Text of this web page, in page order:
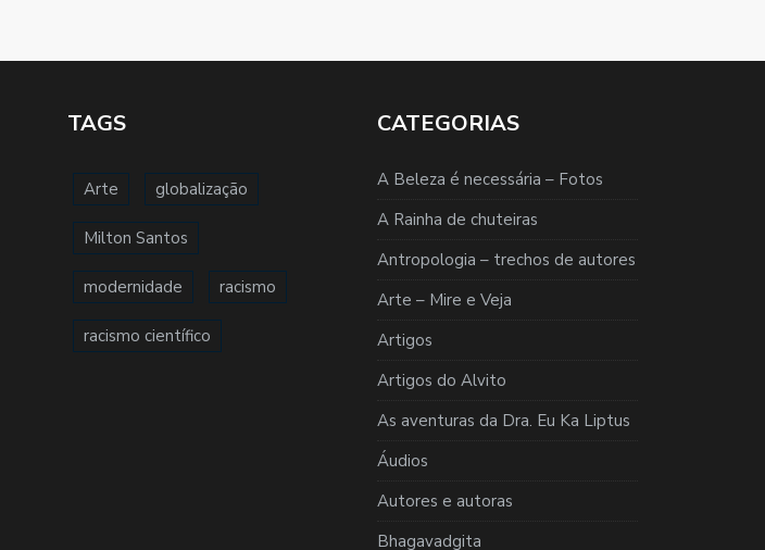
TAGS
Arte globalização
Milton Santos
modernidade racismo
racismo científico
CATEGORIAS
A Beleza é necessária – Fotos
A Rainha de chuteiras
Antropologia – trechos de autores
Arte – Mire e Veja
Artigos
Artigos do Alvito
As aventuras da Dra. Eu Ka Liptus
Áudios
Autores e autoras
Bhagavadgita